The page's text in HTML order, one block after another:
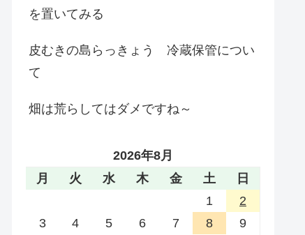
を置いてみる
皮むきの島らっきょう 冷蔵保管につい
て
畑は荒らしてはダメですね～
2026年8月
月
火 水 木 金 土
日
1
2
3
4 5 6 7 8
9